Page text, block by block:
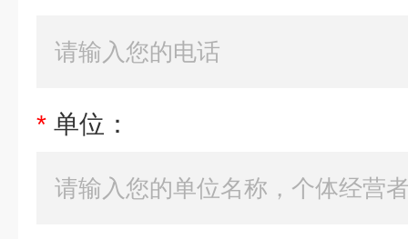
* 单位：